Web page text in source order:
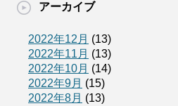
アーカイブ
2022年12月 (13)
2022年11月 (13)
2022年10月 (14)
2022年9月 (15)
2022年8月 (13)